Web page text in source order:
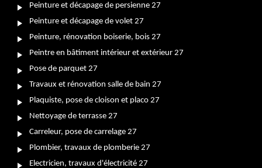
Peinture et décapage de persienne 27
Peinture et décapage de volet 27
Peinture, rénovation boiserie, bois 27
Peintre en bâtiment intérieur et extérieur 27
Pose de parquet 27
Travaux et rénovation salle de bain 27
Plaquiste, pose de cloison et placo 27
Nettoyage de terrasse 27
Carreleur, pose de carrelage 27
Plombier, travaux de plomberie 27
Electricien, travaux d'électricité 27